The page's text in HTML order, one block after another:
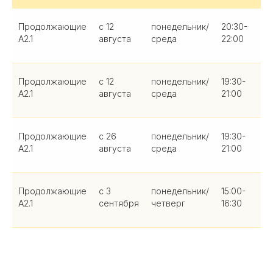
Продолжающие
А2.1
с 12
августа
понедельник/
среда
20:30-
22:00
Продолжающие
А2.1
с 12
августа
понедельник/
среда
19:30-
21:00
Продолжающие
А2.1
с 26
августа
понедельник/
среда
19:30-
21:00
Продолжающие
А2.1
с 3
сентября
понедельник/
четверг
15:00-
16:30